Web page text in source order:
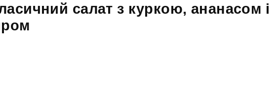
салат з куркою, ананасом і